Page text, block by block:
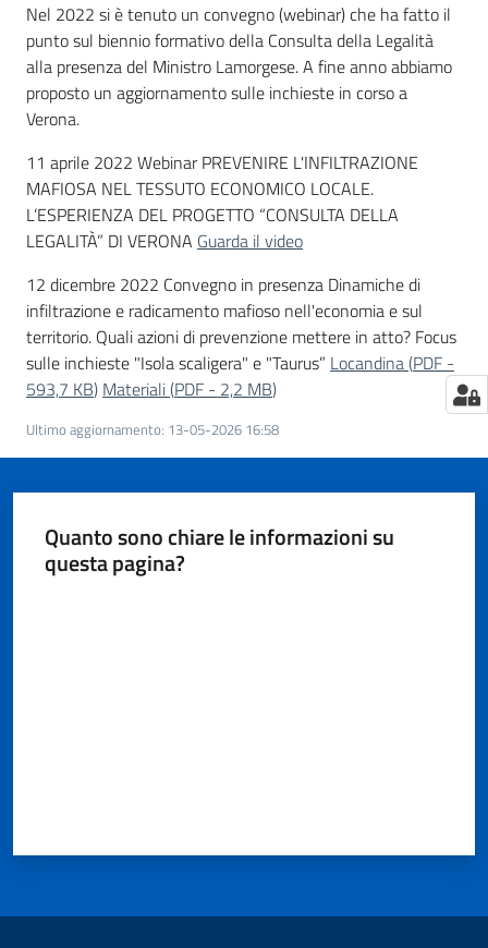
Tutelare
Impresa
e
Impresa
Digitale
e
Sostenibile
La
Camera
Seguici
Nel 2022 si è tenuto un convegno (webinar) che ha fatto il
punto sul biennio formativo della Consulta della Legalità
alla presenza del Ministro Lamorgese. A fine anno abbiamo
proposto un aggiornamento sulle inchieste in corso a
Verona.
11 aprile 2022 Webinar PREVENIRE L'INFILTRAZIONE
MAFIOSA NEL TESSUTO ECONOMICO LOCALE.
L’ESPERIENZA DEL PROGETTO “CONSULTA DELLA
LEGALITÀ” DI VERONA Guarda il video
12 dicembre 2022 Convegno in presenza Dinamiche di
infiltrazione e radicamento mafioso nell'economia e sul
territorio. Quali azioni di prevenzione mettere in atto? Focus
sulle inchieste "Isola scaligera" e "Taurus” Locandina(PDF -
593,7 KB) Materiali(PDF - 2,2 MB)
Ultimo aggiornamento: 13-05-2026 16:58
Quanto sono chiare le informazioni su
questa pagina?